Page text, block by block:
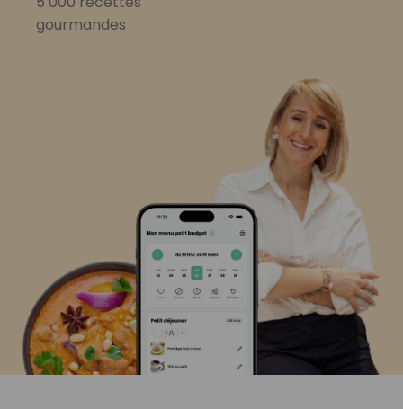
gourmandes